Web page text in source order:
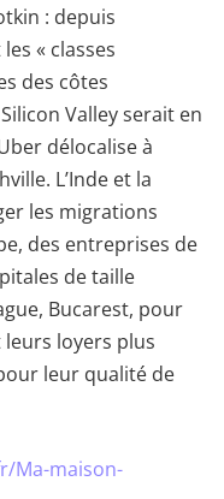
: depuis
« classes
des côtes
Valley serait en
délocalise à
L’Inde et la
les migrations
des entreprises de
de taille
Bucarest, pour
loyers plus
leur qualité de
Ma-maison-